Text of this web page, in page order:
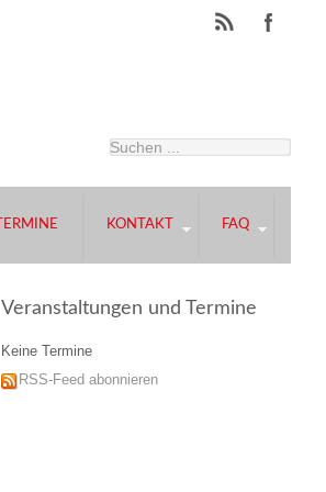
TERMINE KONTAKT FAQ
Veranstaltungen und Termine
Keine Termine
RSS-Feed abonnieren